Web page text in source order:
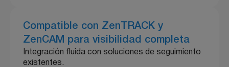
Compatible con ZenTRACK y
ZenCAM para visibilidad completa
Integración fluida con soluciones de seguimiento
existentes.